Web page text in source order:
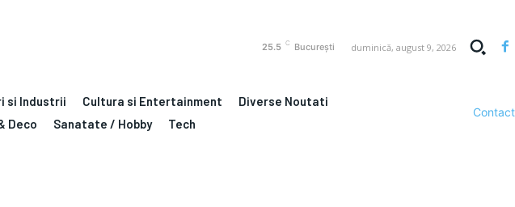
25.5 C București duminică, august 9, 2026
si Industrii Cultura si Entertainment
Diverse Noutati
Deco
Sanatate / Hobby Tech
Contact